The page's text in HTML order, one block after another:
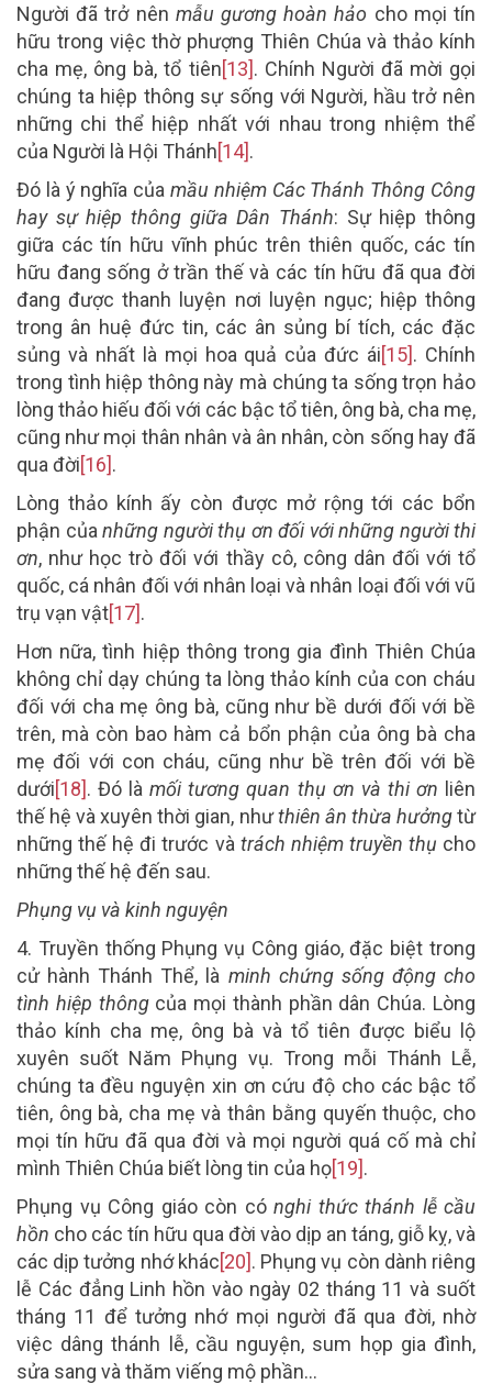
Người đã trở nên mẫu gương hoàn hảo cho mọi tín
hữu trong việc thờ phượng Thiên Chúa và thảo kính
cha mẹ, ông bà, tổ tiên[13]. Chính Người đã mời gọi
chúng ta hiệp thông sự sống với Người, hầu trở nên
những chi thể hiệp nhất với nhau trong nhiệm thể
của Người là Hội Thánh[14].
Đó là ý nghĩa của mầu nhiệm Các Thánh Thông Công
hay sự hiệp thông giữa Dân Thánh: Sự hiệp thông
giữa các tín hữu vĩnh phúc trên thiên quốc, các tín
hữu đang sống ở trần thế và các tín hữu đã qua đời
đang được thanh luyện nơi luyện ngục; hiệp thông
trong ân huệ đức tin, các ân sủng bí tích, các đặc
sủng và nhất là mọi hoa quả của đức ái[15]. Chính
trong tình hiệp thông này mà chúng ta sống trọn hảo
lòng thảo hiếu đối với các bậc tổ tiên, ông bà, cha mẹ,
cũng như mọi thân nhân và ân nhân, còn sống hay đã
qua đời[16].
Lòng thảo kính ấy còn được mở rộng tới các bổn
phận của những người thụ ơn đối với những người thi
ơn, như học trò đối với thầy cô, công dân đối với tổ
quốc, cá nhân đối với nhân loại và nhân loại đối với vũ
trụ vạn vật[17].
Hơn nữa, tình hiệp thông trong gia đình Thiên Chúa
không chỉ dạy chúng ta lòng thảo kính của con cháu
đối với cha mẹ ông bà, cũng như bề dưới đối với bề
trên, mà còn bao hàm cả bổn phận của ông bà cha
mẹ đối với con cháu, cũng như bề trên đối với bề
dưới[18]. Đó làmối tương quan thụ ơn và thi ơn liên
thế hệ và xuyên thời gian, nhưthiên ân thừa hưởngtừ
những thế hệ đi trước và trách nhiệm truyền thụ cho
những thế hệ đến sau.
Phụng vụ và kinh nguyện
4. Truyền thống Phụng vụ Công giáo, đặc biệt trong
cử hành Thánh Thể, là minh chứng sống động cho
tình hiệp thôngcủa mọi thành phần dân Chúa. Lòng
thảo kính cha mẹ, ông bà và tổ tiên được biểu lộ
xuyên suốt Năm Phụng vụ. Trong mỗi Thánh Lễ,
chúng ta đều nguyện xin ơn cứu độ cho các bậc tổ
tiên, ông bà, cha mẹ và thân bằng quyến thuộc, cho
mọi tín hữu đã qua đời và mọi người quá cố mà chỉ
mình Thiên Chúa biết lòng tin của họ[19].
Phụng vụ Công giáo còn có nghi thức thánh lễ cầu
hồn cho các tín hữu qua đời vào dịp an táng, giỗ kỵ, và
các dịp tưởng nhớ khác[20]. Phụng vụ còn dành riêng
lễ Các đẳng Linh hồn vào ngày 02 tháng 11 và suốt
tháng 11 để tưởng nhớ mọi người đã qua đời, nhờ
việc dâng thánh lễ, cầu nguyện, sum họp gia đình,
sửa sang và thăm viếng mộ phần…